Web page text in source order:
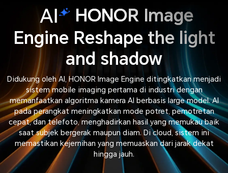
HONOR Image
Engine Reshape the light
and shadow
Didukung oleh AI, HONOR Image Engine ditingkatkan menjadi
sistem mobile imaging pertama di industri dengan
memanfaatkan algoritma kamera AI berbasis large model. AI
pada perangkat meningkatkan mode potret, pemotretan
cepat, dan telefoto, menghadirkan hasil yang memukau baik
saat subjek bergerak maupun diam. Di cloud, sistem ini
memastikan kejernihan yang memuaskan dari jarak dekat
hingga jauh.